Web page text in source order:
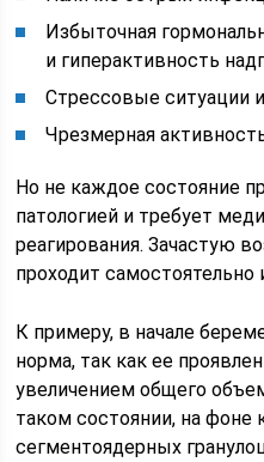
Избыточная
и гиперактивность
Стрессовые ситуации
Чрезмерная
Но не каждое состояние
патологией и требует
реагирования. Зачастую
проходит самостоятельно
К примеру, в начале
норма, так как ее
увеличением общего
таком состоянии, на фоне
сегментоядерных